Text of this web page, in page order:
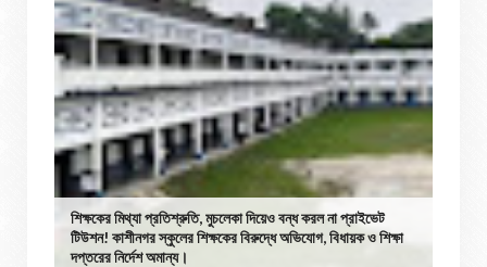
শিক্ষকের মিথ্যা প্রতিশ্রুতি, মুচলেকা দিয়েও বন্ধ করল না প্রাইভেট
টিউশন! কাশীনগর স্কুলের শিক্ষকের বিরুদ্ধে অভিযোগ, বিধায়ক ও শিক্ষা
দপ্তরের নির্দেশ অমান্য।